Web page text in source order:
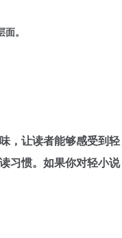
。
，让读者能够感受到轻
习惯。如果你对轻小说